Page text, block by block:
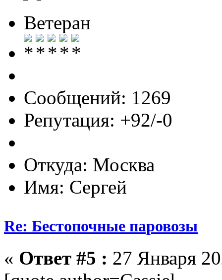
Ветеран
Сообщений: 1269
Репутация: +92/-0
Откуда: Москва
Имя: Сергей
Re: Бестопочные паровозы
« Ответ #5 : 27 Января